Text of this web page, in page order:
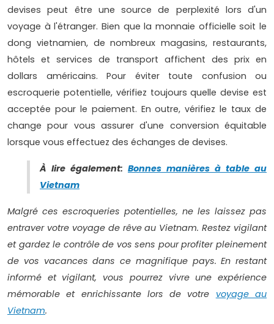
devises peut être une source de perplexité lors d'un
voyage à l'étranger. Bien que la monnaie officielle soit le
dong vietnamien, de nombreux magasins, restaurants,
hôtels et services de transport affichent des prix en
dollars américains. Pour éviter toute confusion ou
escroquerie potentielle, vérifiez toujours quelle devise est
acceptée pour le paiement. En outre, vérifiez le taux de
change pour vous assurer d'une conversion équitable
lorsque vous effectuez des échanges de devises.
À lire également: Bonnes manières à table au
Vietnam
Malgré ces escroqueries potentielles, ne les laissez pas
entraver votre voyage de rêve au Vietnam. Restez vigilant
et gardez le contrôle de vos sens pour profiter pleinement
de vos vacances dans ce magnifique pays. En restant
informé et vigilant, vous pourrez vivre une expérience
mémorable et enrichissante lors de votre voyage au
Vietnam.